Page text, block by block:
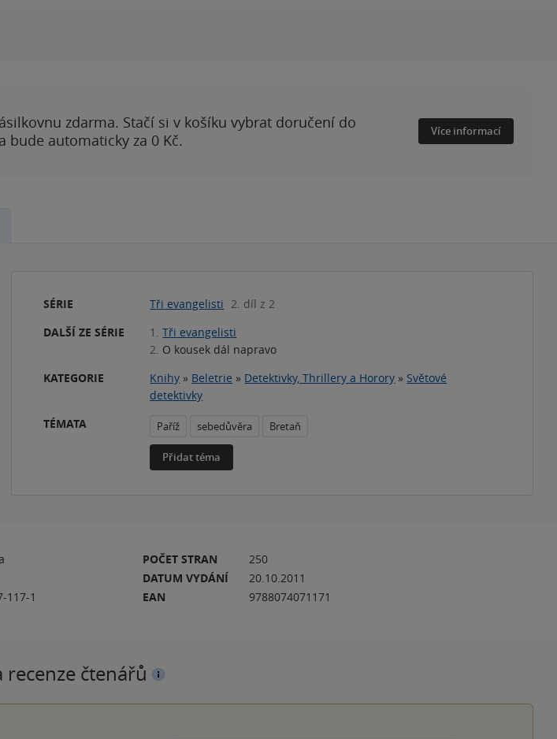
zdarma. Stačí si v košíku vybrat doručení do
bude automaticky za 0 Kč.
Více informací
SÉRIE Tři evangelisti 2. díl z 2
DALŠÍ ZE SÉRIE
1. Tři evangelisti
2. O kousek dál napravo
KATEGORIE
Knihy » Beletrie » Detektivky, Thrillery a Horory » Světové
detektivky
TÉMATA
Paříž sebedůvěra Bretaň
Přidat téma
117-1
POČET STRAN
250
DATUM VYDÁNÍ
20.10.2011
EAN
9788074071171
čtenářů